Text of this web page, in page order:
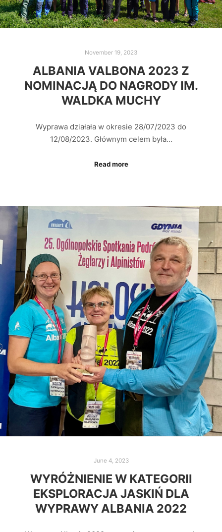
November 19, 2023
ALBANIA VALBONA 2023 Z
NOMINACJĄ DO NAGRODY IM.
WALDKA MUCHY
Wyprawa działała w okresie 28/07/2023 do
12/08/2023. Głównym celem była…
Read more
June 4, 2023
WYRÓŻNIENIE W KATEGORII
EKSPLORACJA JASKIŃ DLA
WYPRAWY ALBANIA 2022